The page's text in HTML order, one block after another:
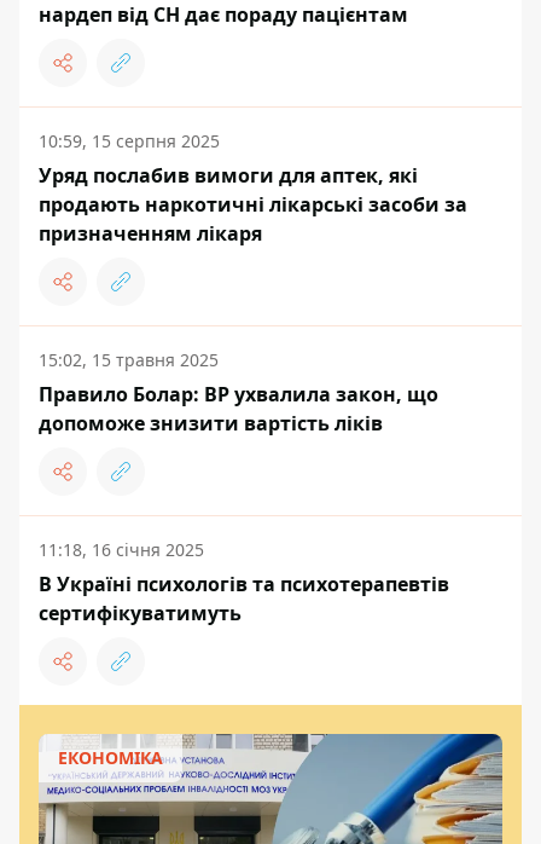
нардеп від СН дає пораду пацієнтам
10:59, 15 серпня 2025
Уряд послабив вимоги для аптек, які
продають наркотичні лікарські засоби за
призначенням лікаря
15:02, 15 травня 2025
Правило Болар: ВР ухвалила закон, що
допоможе знизити вартість ліків
11:18, 16 січня 2025
В Україні психологів та психотерапевтів
сертифікуватимуть
ЕКОНОМІКА